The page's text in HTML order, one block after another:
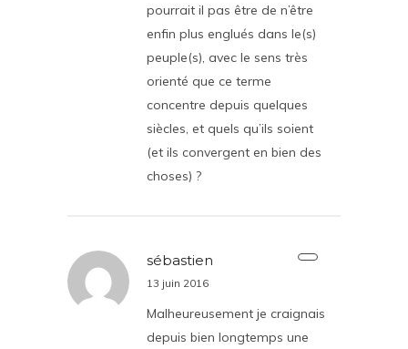
pourrait il pas être de n’être
enfin plus englués dans le(s)
peuple(s), avec le sens très
orienté que ce terme
concentre depuis quelques
siècles, et quels qu’ils soient
(et ils convergent en bien des
choses) ?
sébastien
13 juin 2016
Malheureusement je craignais
depuis bien longtemps une